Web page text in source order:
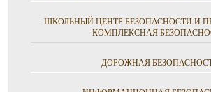
ШКОЛЬНЫЙ ЦЕНТР БЕЗОПАСНОСТИ И
КОМПЛЕКСНАЯ
ДОРОЖНАЯ